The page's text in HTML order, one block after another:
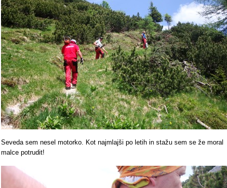
Seveda sem nesel motorko. Kot najmlajši po letih in stažu sem se že moral
malce potrudit!